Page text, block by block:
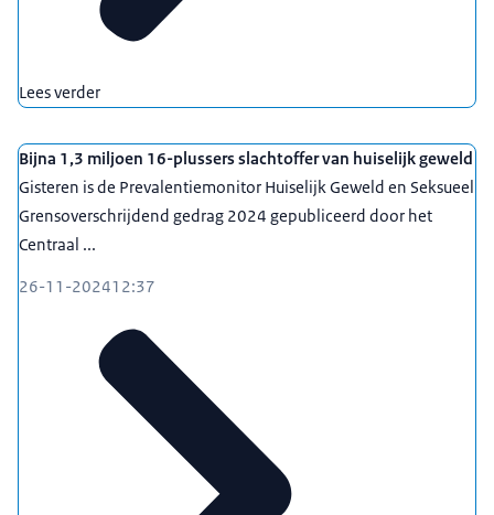
Lees verder
Bijna 1,3 miljoen 16-plussers slachtoffer van huiselijk geweld
Gisteren is de Prevalentiemonitor Huiselijk Geweld en Seksueel
Grensoverschrijdend gedrag 2024 gepubliceerd door het
Centraal ...
26-11-202412:37